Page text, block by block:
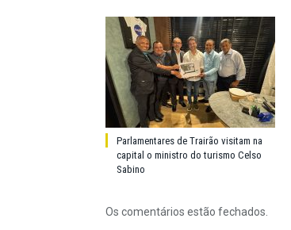
Parlamentares de Trairão visitam na
capital o ministro do turismo Celso
Sabino
Os comentários estão fechados.